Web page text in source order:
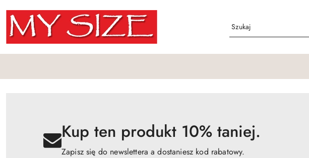
Przejdź do treści głównej
Przejdź do wyszukiwarki
Przejdź do moje konto
Przejdź do menu głównego
Przejdź do opisu produktu
Przejdź do stopki
Kup ten produkt 10% taniej.
Zapisz się do newslettera a dostaniesz kod rabatowy.